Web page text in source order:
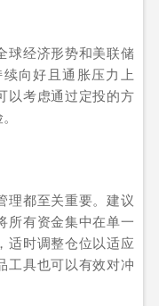
球经济形势和美联储
向好且通胀压力上
以考虑通过定投的方
理都至关重要。建议
所有资金集中在单一
适时调整仓位以适应
工具也可以有效对冲